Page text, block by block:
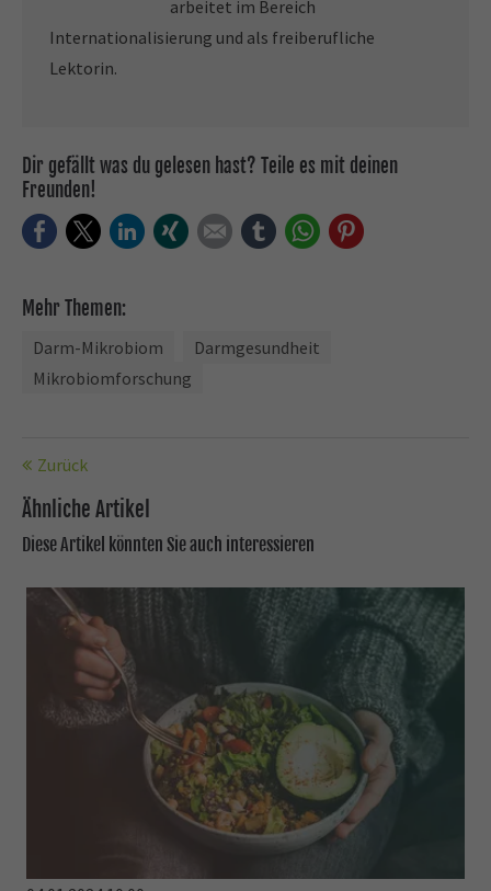
arbeitet im Bereich
Internationalisierung und als freiberufliche
Lektorin.
Dir gefällt was du gelesen hast? Teile es mit deinen
Freunden!
FacebookTwitterLinkedInXing E-mail tumblrWhatsApp
Mehr Themen:
Darm-Mikrobiom
Darmgesundheit
Mikrobiomforschung
Zurück
Ähnliche Artikel
Diese Artikel könnten Sie auch interessieren